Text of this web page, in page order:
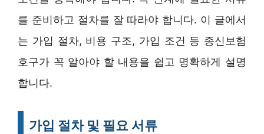
를 준비하고 절차를 잘 따라야 합니다. 이 글에서
는 가입 절차, 비용 구조, 가입 조건 등 종신보험
호구가 꼭 알아야 할 내용을 쉽고 명확하게 설명
합니다.
가입 절차 및 필요 서류